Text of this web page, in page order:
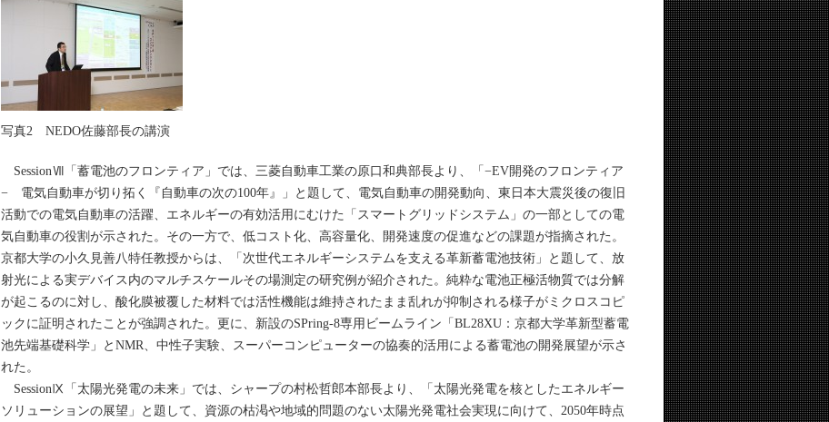
写真2 NEDO佐藤部長の講演
SessionⅦ「蓄電池のフロンティア」では、三菱自動車工業の原口和典部長より、「−EV開発のフロンティア
− 電気自動車が切り拓く『自動車の次の100年』」と題して、電気自動車の開発動向、東日本大震災後の復旧
活動での電気自動車の活躍、エネルギーの有効活用にむけた「スマートグリッドシステム」の一部としての電
気自動車の役割が示された。その一方で、低コスト化、高容量化、開発速度の促進などの課題が指摘された。
京都大学の小久見善八特任教授からは、「次世代エネルギーシステムを支える革新蓄電池技術」と題して、放
射光による実デバイス内のマルチスケールその場測定の研究例が紹介された。純粋な電池正極活物質では分解
が起こるのに対し、酸化膜被覆した材料では活性機能は維持されたまま乱れが抑制される様子がミクロスコピ
ックに証明されたことが強調された。更に、新設のSPring-8専用ビームライン「BL28XU：京都大学革新型蓄電
池先端基礎科学」とNMR、中性子実験、スーパーコンピューターの協奏的活用による蓄電池の開発展望が示さ
れた。
SessionⅨ「太陽光発電の未来」では、シャープの村松哲郎本部長より、「太陽光発電を核としたエネルギー
ソリューションの展望」と題して、資源の枯渇や地域的問題のない太陽光発電社会実現に向けて、2050年時点